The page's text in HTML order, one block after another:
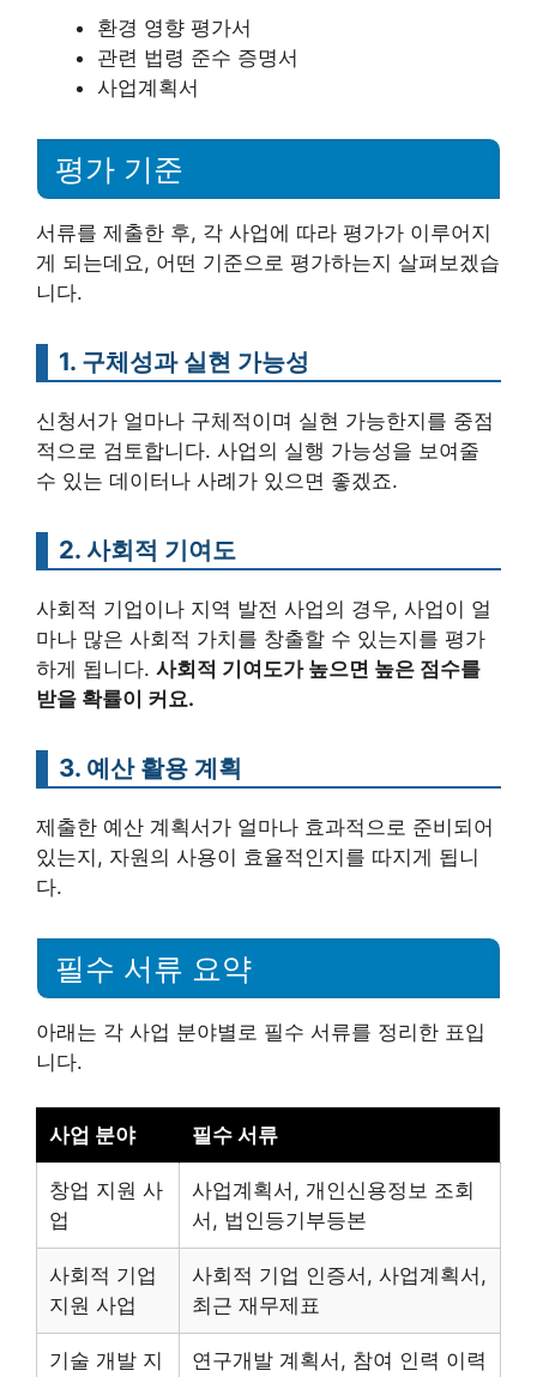
환경 영향 평가서
관련 법령 준수 증명서
사업계획서
평가 기준
서류를 제출한 후, 각 사업에 따라 평가가 이루어지
게 되는데요, 어떤 기준으로 평가하는지 살펴보겠습
니다.
1. 구체성과 실현 가능성
신청서가 얼마나 구체적이며 실현 가능한지를 중점
적으로 검토합니다. 사업의 실행 가능성을 보여줄
수 있는 데이터나 사례가 있으면 좋겠죠.
2. 사회적 기여도
사회적 기업이나 지역 발전 사업의 경우, 사업이 얼
마나 많은 사회적 가치를 창출할 수 있는지를 평가
하게 됩니다. 사회적 기여도가 높으면 높은 점수를
받을 확률이 커요.
3. 예산 활용 계획
제출한 예산 계획서가 얼마나 효과적으로 준비되어
있는지, 자원의 사용이 효율적인지를 따지게 됩니
다.
필수 서류 요약
아래는 각 사업 분야별로 필수 서류를 정리한 표입
니다.
사업 분야 필수 서류
창업 지원 사
업
사업계획서, 개인신용정보 조회
서, 법인등기부등본
사회적 기업
지원 사업
사회적 기업 인증서, 사업계획서,
최근 재무제표
기술 개발 지
연구개발 계획서, 참여 인력 이력